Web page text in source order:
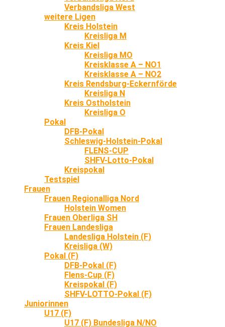
Verbandsliga West
weitere Ligen
Kreis Holstein
Kreisliga M
Kreis Kiel
Kreisliga MO
Kreisklasse A – NO1
Kreisklasse A – NO2
Kreis Rendsburg-Eckernförde
Kreisliga N
Kreis Ostholstein
Kreisliga O
Pokal
DFB-Pokal
Schleswig-Holstein-Pokal
FLENS-CUP
SHFV-Lotto-Pokal
Kreispokal
Testspiel
Frauen
Frauen Regionalliga Nord
Holstein Women
Frauen Oberliga SH
Frauen Landesliga
Landesliga Holstein (F)
Kreisliga (W)
Pokal (F)
DFB-Pokal (F)
Flens-Cup (F)
Kreispokal (F)
SHFV-LOTTO-Pokal (F)
Juniorinnen
U17 (F)
U17 (F) Bundesliga N/NO